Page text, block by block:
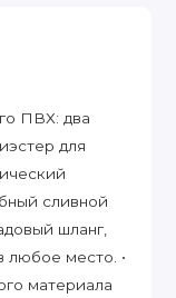
ПВХ: два
для
сливной
шланг,
любое место. •
материала